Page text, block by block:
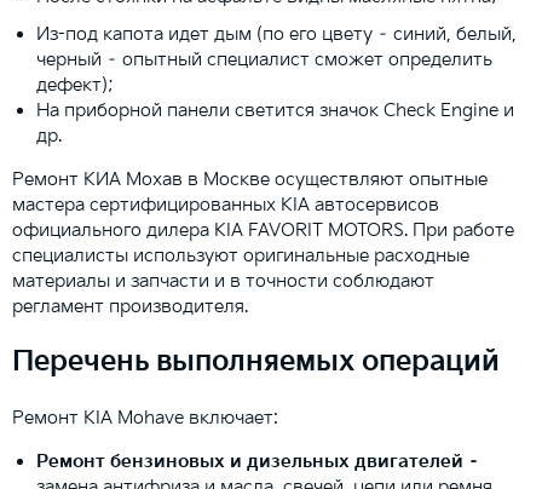
Из-под капота идет дым (по его цвету – синий, белый,
черный – опытный специалист сможет определить
дефект);
На приборной панели светится значок Check Engine и
др.
Ремонт КИА Мохав в Москве осуществляют опытные
мастера сертифицированных KIA автосервисов
официального дилера KIA FAVORIT MOTORS. При работе
специалисты используют оригинальные расходные
материалы и запчасти и в точности соблюдают
регламент производителя.
Перечень выполняемых операций
Ремонт KIA Mohave включает:
Ремонт бензиновых и дизельных двигателей –